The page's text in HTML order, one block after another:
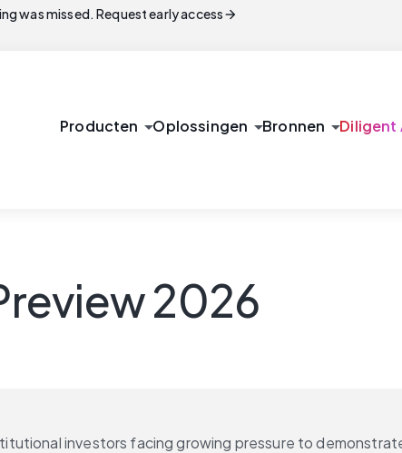
was missed. Request early accessarrow_forward
Producten arrow_drop_downOplossingen arrow_drop_downBronnen arrow_drop_downDiligent
2026
investors facing growing pressure to